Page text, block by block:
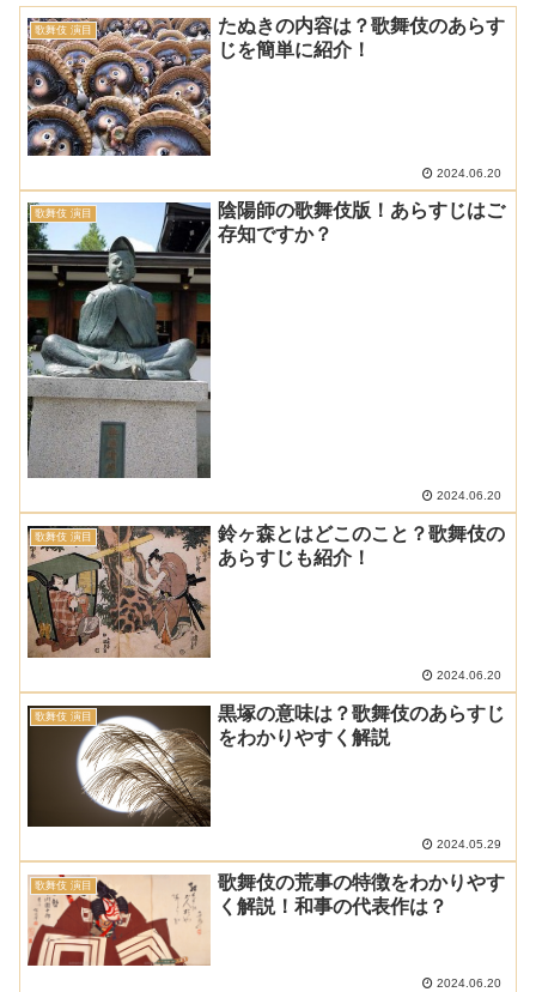
歌舞伎 演目
たぬきの内容は？歌舞伎のあらす
じを簡単に紹介！
2024.06.20
歌舞伎 演目
陰陽師の歌舞伎版！あらすじはご
存知ですか？
2024.06.20
歌舞伎 演目
鈴ヶ森とはどこのこと？歌舞伎の
あらすじも紹介！
2024.06.20
歌舞伎 演目
黒塚の意味は？歌舞伎のあらすじ
をわかりやすく解説
2024.05.29
歌舞伎 演目
歌舞伎の荒事の特徴をわかりやす
く解説！和事の代表作は？
2024.06.20